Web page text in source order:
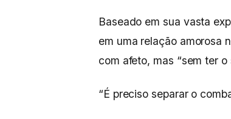
Baseado em sua vasta
em uma relação amorosa
com afeto, mas “sem ter
“É preciso separar o